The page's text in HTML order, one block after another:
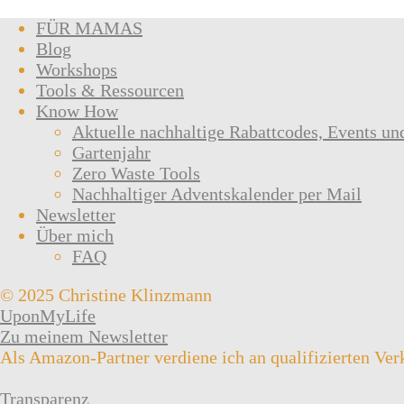
FÜR MAMAS
Blog
Workshops
Tools & Ressourcen
Know How
Aktuelle nachhaltige Rabattcodes, Events
Gartenjahr
Zero Waste Tools
Nachhaltiger Adventskalender per Mail
Newsletter
Über mich
FAQ
© 2025 Christine Klinzmann
UponMyLife
Zu meinem Newsletter
Als Amazon-Partner verdiene ich an qualifizierten
Transparenz